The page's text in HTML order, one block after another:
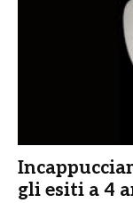
gli esiti a 4